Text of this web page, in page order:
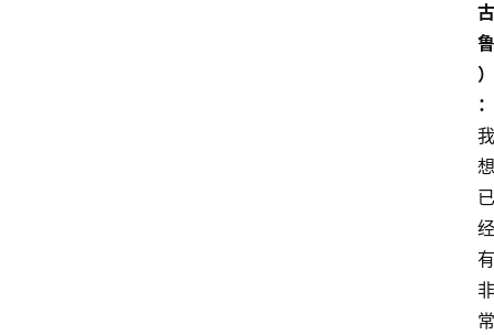
古
鲁
）
：
我
想
已
经
有
非
常